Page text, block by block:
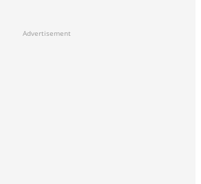
Advertisement